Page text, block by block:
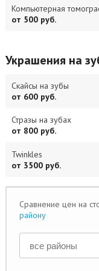
Компьютерная
от 500 руб.
Украшения на
Скайсы на зубы
от 600 руб.
Стразы на зубах
от 800 руб.
Twinkles
от 3500 руб.
Сравнение цен на
району